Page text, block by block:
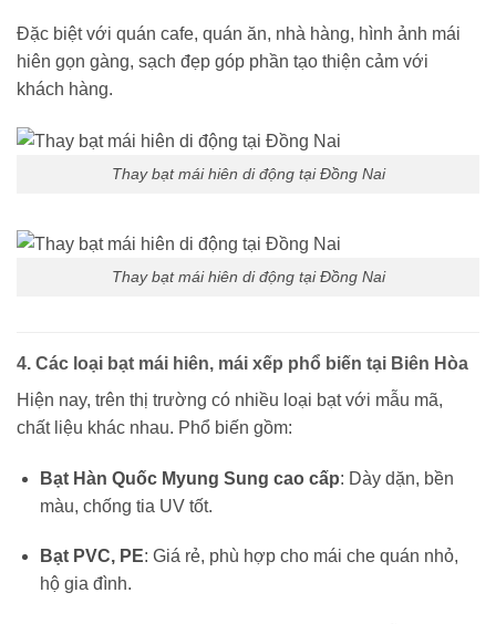
Đặc biệt với quán cafe, quán ăn, nhà hàng, hình ảnh mái
hiên gọn gàng, sạch đẹp góp phần tạo thiện cảm với
khách hàng.
Thay bạt mái hiên di động tại Đồng Nai
Thay bạt mái hiên di động tại Đồng Nai
4. Các loại bạt mái hiên, mái xếp phổ biến tại Biên Hòa
Hiện nay, trên thị trường có nhiều loại bạt với mẫu mã,
chất liệu khác nhau. Phổ biến gồm:
Bạt Hàn Quốc Myung Sung cao cấp: Dày dặn, bền
màu, chống tia UV tốt.
Bạt PVC, PE: Giá rẻ, phù hợp cho mái che quán nhỏ,
hộ gia đình.